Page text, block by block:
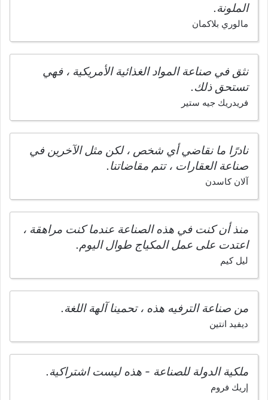
الملونة.
مالوري بلاكمان
نثق في صناعة المواد الغذائية الأمريكية ، فهي
تستحق ذلك.
فريدريك جيه ستير
نادرًا ما نقاضي أي شخص ، لكن مثل الآخرين في
صناعة العقارات ، تتم مقاضاتنا.
آلان كاسدن
منذ أن كنت في هذه الصناعة عندما كنت مراهقة ،
اعتدت على عمل المكياج طوال اليوم.
ليل كيم
من صناعة الترفيه هذه ، تحمينا آلهة اللغة.
ديفيد انتين
ملكية الدولة للصناعة - هذه ليست اشتراكية.
إريك فروم